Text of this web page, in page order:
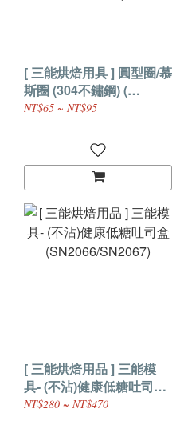
[ 三能烘焙用具 ] 圓型圈/慕
斯圈 (304不鏽鋼) (
SN3473 / SN3474 /
NT$65 ~ NT$95
[ 三能烘焙用品 ] 三能模
具- (不沾)健康低糖吐司盒
(SN2066/SN2067)
NT$280 ~ NT$470